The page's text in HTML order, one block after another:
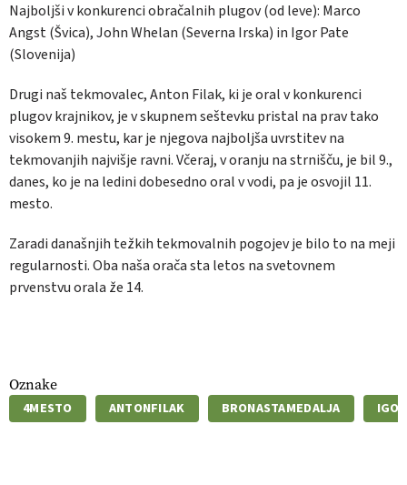
Najboljši v konkurenci obračalnih plugov (od leve): Marco
Angst (Švica), John Whelan (Severna Irska) in Igor Pate
(Slovenija)
Drugi naš tekmovalec, Anton Filak, ki je oral v konkurenci
plugov krajnikov, je v skupnem seštevku pristal na prav tako
visokem 9. mestu, kar je njegova najboljša uvrstitev na
tekmovanjih najvišje ravni. Včeraj, v oranju na strnišču, je bil 9.,
danes, ko je na ledini dobesedno oral v vodi, pa je osvojil 11.
mesto.
Zaradi današnjih težkih tekmovalnih pogojev je bilo to na meji
regularnosti. Oba naša orača sta letos na svetovnem
prvenstvu orala že 14.
Oznake
4MESTO ANTONFILAK BRONASTAMEDALJA